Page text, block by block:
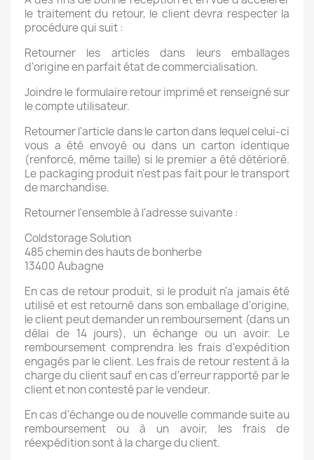
le traitement du retour, le client devra respecter la
procédure qui suit :
Retourner les articles dans leurs emballages
d'origine en parfait état de commercialisation.
Joindre le formulaire retour imprimé et renseigné sur
le compte utilisateur.
Retourner l'article dans le carton dans lequel celui-ci
vous a été envoyé ou dans un carton identique
(renforcé, même taille) si le premier a été détérioré.
Le packaging produit n'est pas fait pour le transport
de marchandise.
Retourner l'ensemble à l'adresse suivante :
Coldstorage Solution
485 chemin des hauts de bonherbe
13400 Aubagne
En cas de retour produit, si le produit n'a jamais été
utilisé et est retourné dans son emballage d'origine,
le client peut demander un remboursement (dans un
délai de 14 jours), un échange ou un avoir. Le
remboursement comprendra les frais d'expédition
engagés par le client. Les frais de retour restent à la
charge du client sauf en cas d'erreur rapporté par le
client et non contesté par le vendeur.
En cas d'échange ou de nouvelle commande suite au
remboursement ou à un avoir, les frais de
réexpédition sont à la charge du client.